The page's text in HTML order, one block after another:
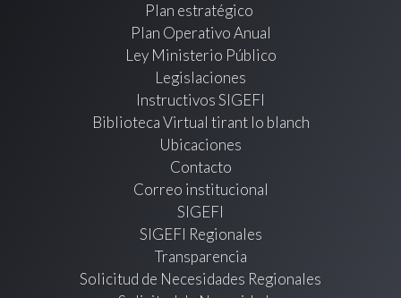
Plan estratégico
Plan Operativo Anual
Ley Ministerio Público
Legislaciones
Instructivos SIGEFI
Biblioteca Virtual tirant lo blanch
Ubicaciones
Contacto
Correo institucional
SIGEFI
SIGEFI Regionales
Transparencia
Solicitud de Necesidades Regionales